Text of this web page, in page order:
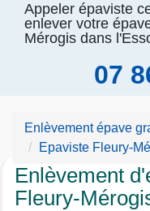
Appeler épaviste
enlever votre
Mérogis dans
07
Enlèvement épave
Epaviste Fleury-
Enlèvement
Fleury-